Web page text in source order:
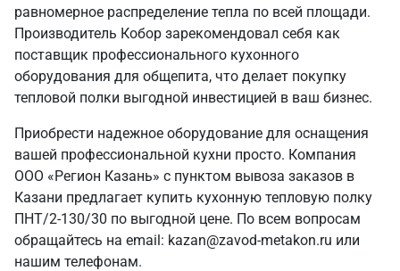
равномерное распределение тепла по всей площади.
Производитель Кобор зарекомендовал себя как
поставщик профессионального кухонного
оборудования для общепита, что делает покупку
тепловой полки выгодной инвестицией в ваш бизнес.
Приобрести надежное оборудование для оснащения
вашей профессиональной кухни просто. Компания
ООО «Регион Казань» с пунктом вывоза заказов в
Казани предлагает купить кухонную тепловую полку
ПНТ/2-130/30 по выгодной цене. По всем вопросам
обращайтесь на email: kazan@zavod-metakon.ru или
нашим телефонам.